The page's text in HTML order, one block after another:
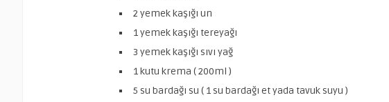
2 yemek kaşığı un
1 yemek kaşığı tereyağı
3 yemek kaşığı sıvı yağ
1 kutu krema ( 200ml )
5 su bardağı su ( 1 su bardağı et yada tavuk suyu )